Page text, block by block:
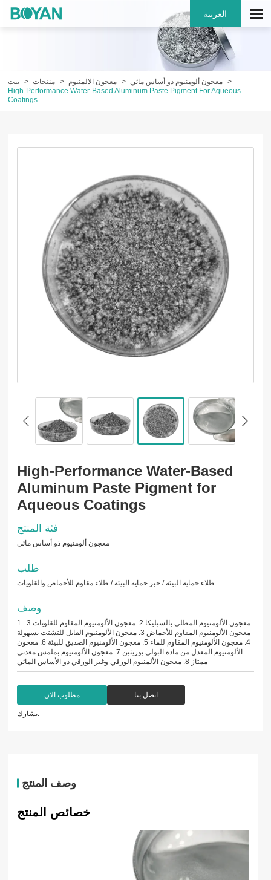
العربية
بيت منتجات معجون الالمنيوم
معجون ألومنيوم ذو أساس مائي
High-Performance Water-Based Aluminum Paste Pigment For Aqueous
Coatings
High-Performance Water-Based
Aluminum Paste Pigment for
Aqueous Coatings
فئة المنتج
معجون ألومنيوم ذو أساس مائي
طلب
طلاء حماية البيئة / حبر حماية البيئة / طلاء مقاوم للأحماض والقلويات
وصف
1. معجون الألومنيوم المطلي بالسيليكا 2. معجون الألومنيوم المقاوم للقلويات 3.
معجون الألومنيوم المقاوم للأحماض 3. معجون الألومنيوم القابل للتشتت بسهولة
4. معجون الألومنيوم المقاوم للماء 5. معجون الألومنيوم الصديق للبيئة 6. معجون
الألومنيوم المعدل من مادة البولي يوريثين 7. معجون الألومنيوم بملمس معدني
ممتاز 8. معجون الألمنيوم الورقي وغير الورقي ذو الأساس المائي
مطلوب الان اتصل بنا
يشارك:
وصف المنتج
خصائص المنتج